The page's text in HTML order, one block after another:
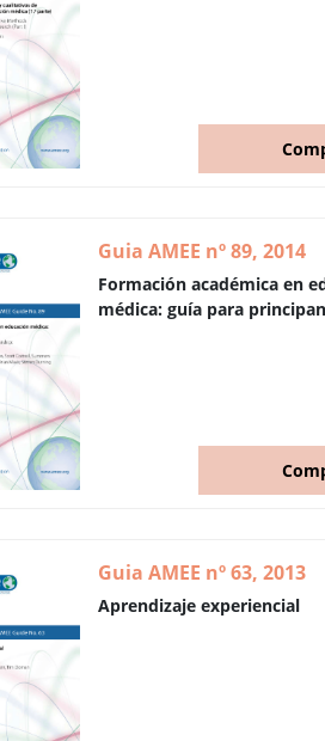
Guia AMEE nº 89, 2014
Formación académica en
médica: guía para
Guia AMEE nº 63, 2013
Aprendizaje experiencial